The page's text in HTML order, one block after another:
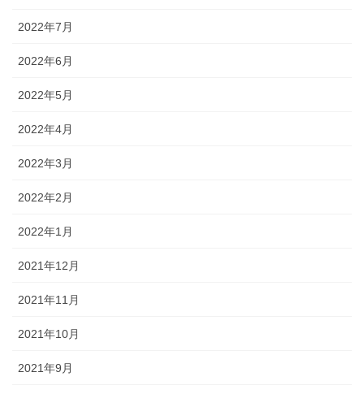
2022年7月
2022年6月
2022年5月
2022年4月
2022年3月
2022年2月
2022年1月
2021年12月
2021年11月
2021年10月
2021年9月